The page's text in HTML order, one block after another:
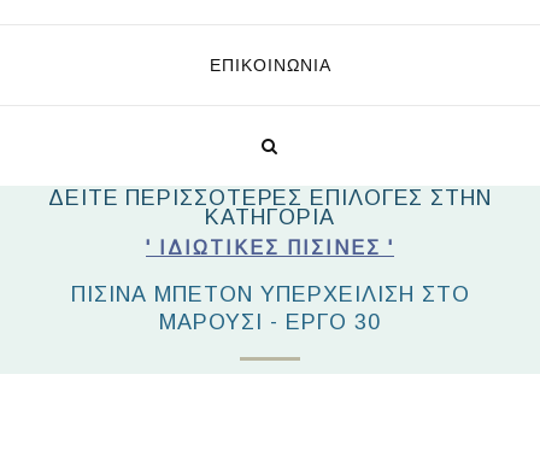
ΕΠΙΚΟΙΝΩΝΊΑ
ΔΕΙΤΕ ΠΕΡΙΣΣΟΤΕΡΕΣ ΕΠΙΛΟΓΕΣ ΣΤΗΝ
ΚΑΤΗΓΟΡΙΑ
' ΙΔΙΩΤΙΚΈΣ ΠΙΣΊΝΕΣ '
ΠΙΣΊΝΑ ΜΠΕΤΌΝ ΥΠΕΡΧΕΊΛΙΣΗ ΣΤΟ
ΜΑΡΟΎΣΙ - ΈΡΓΟ 30